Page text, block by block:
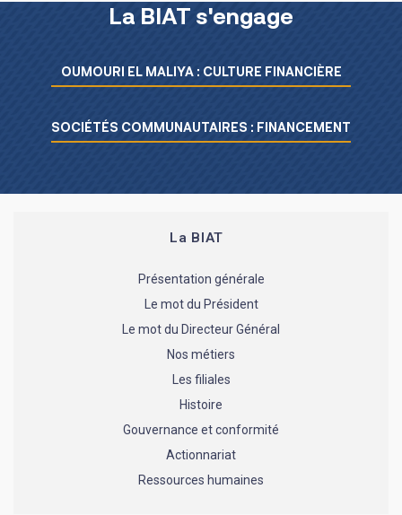
La BIAT s'engage
Menu L’essentiel de la BIAT
OUMOURI EL MALIYA : CULTURE FINANCIÈRE
SOCIÉTÉS COMMUNAUTAIRES : FINANCEMENT
La BIAT
Présentation générale
Le mot du Président
Le mot du Directeur Général
Nos métiers
Les filiales
Histoire
Gouvernance et conformité
Actionnariat
Ressources humaines